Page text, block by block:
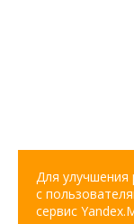
Для улучшения
с
сервис